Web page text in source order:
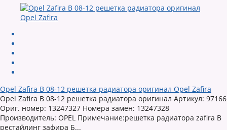
Opel Zafira B 08-12 решетка радиатора оригинал Opel Zafira
Opel Zafira B 08-12 решетка радиатора оригинал Артикул: 97166
Ориг. номер: 13247327 Номера замен: 13247328
Производитель: OPEL Примечание:решетка радиатора zafira B
рестайлинг зафира Б...